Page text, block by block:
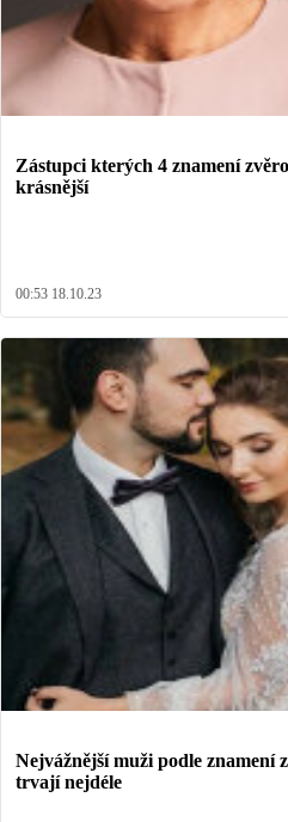
Zástupci kterých 4 znamení
krásnější
00:53 18.10.23
Nejvážnější muži podle znamení
trvají nejdéle